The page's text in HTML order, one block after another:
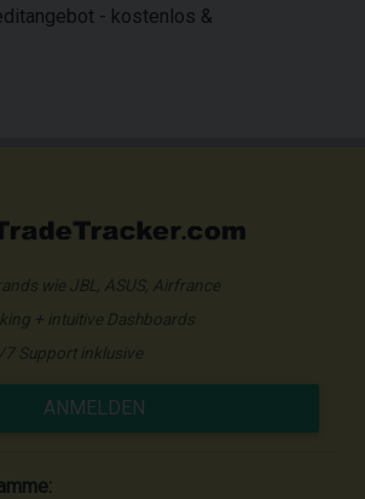
- kostenlos &
wie JBL, ASUS, Airfrance
+ intuitive Dashboards
Support inklusive
ANMELDEN